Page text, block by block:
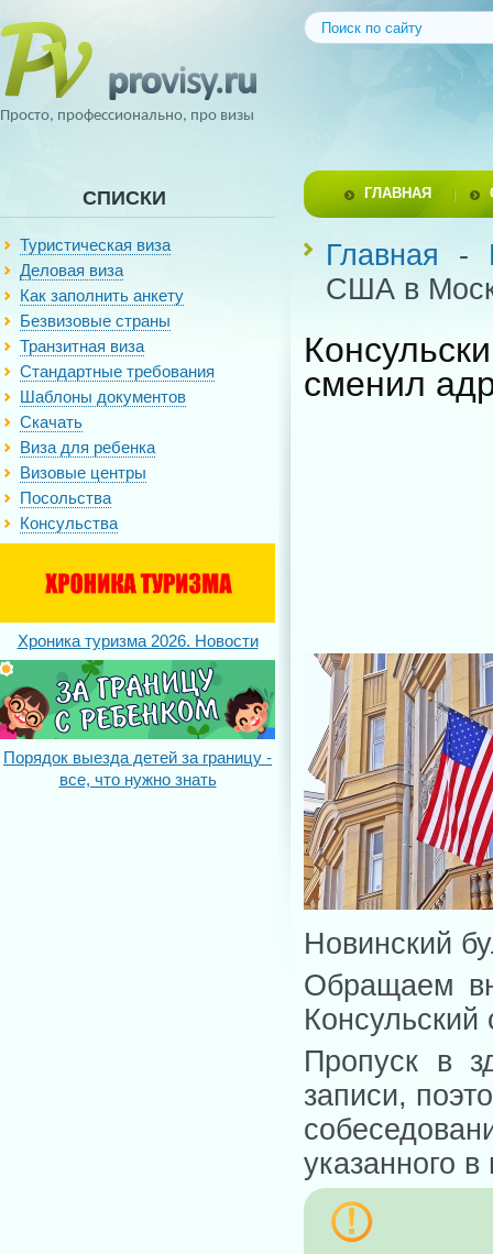
Просто, профессионально, про визы
СПИСКИ
Туристическая виза
Деловая виза
Как заполнить анкету
Безвизовые страны
Транзитная виза
Стандартные требования
Шаблоны документов
Скачать
Виза для ребенка
Визовые центры
Посольства
Консульства
Хроника туризма 2026. Новости
Порядок выезда детей за границу -
все, что нужно знать
ГЛАВНАЯ
Главная -
США в
сменил
Новинский
Обращаем
Консульский
Пропуск в
записи,
указанного